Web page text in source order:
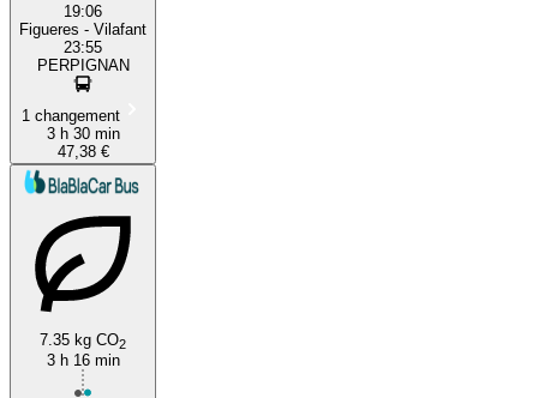
19:06
Figueres - Vilafant
23:55
PERPIGNAN
1 changement
3 h 30 min
47,38 €
7.35 kg CO2
3 h 16 min